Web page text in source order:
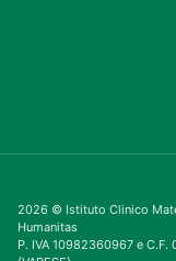
2026 © Istituto Clinico
Humanitas
P. IVA 10982360967 e